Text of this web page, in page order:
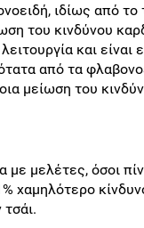
ιδίως από το
του κινδύνου
και είναι
από τα
μείωση του
με μελέτες, όσοι
χαμηλότερο